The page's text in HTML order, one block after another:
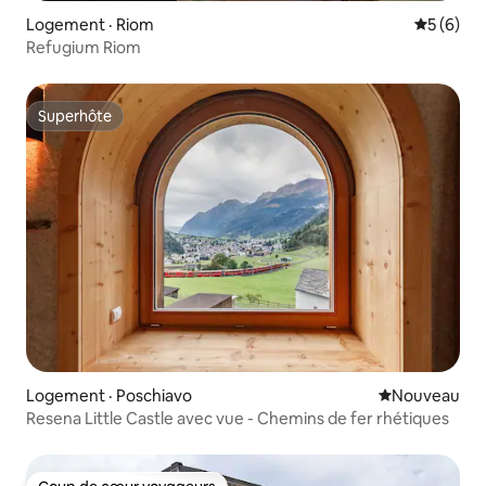
Logement · Riom Note
5 (6)
Refugium Riom
Superhôte
Superhôte
Logement · Poschiavo Nouvel
Nouveau
Resena Little Castle avec vue - Chemins de fer rhétiques